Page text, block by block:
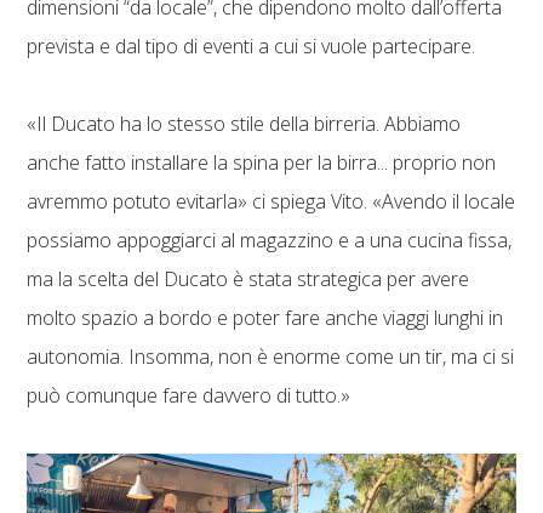
dimensioni “da locale”, che dipendono molto dall’offerta
prevista e dal tipo di eventi a cui si vuole partecipare.
«Il Ducato ha lo stesso stile della birreria. Abbiamo
anche fatto installare la spina per la birra... proprio non
avremmo potuto evitarla» ci spiega Vito. «Avendo il locale
possiamo appoggiarci al magazzino e a una cucina fissa,
ma la scelta del Ducato è stata strategica per avere
molto spazio a bordo e poter fare anche viaggi lunghi in
autonomia. Insomma, non è enorme come un tir, ma ci si
può comunque fare davvero di tutto.»